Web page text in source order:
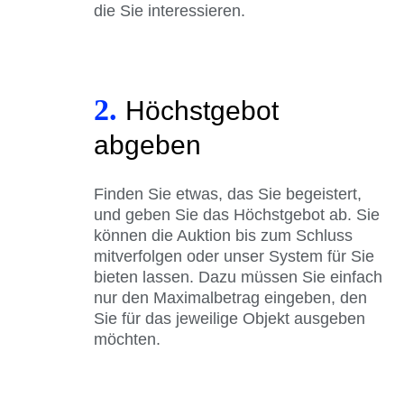
die Sie interessieren.
2. Höchstgebot
abgeben
Finden Sie etwas, das Sie begeistert,
und geben Sie das Höchstgebot ab. Sie
können die Auktion bis zum Schluss
mitverfolgen oder unser System für Sie
bieten lassen. Dazu müssen Sie einfach
nur den Maximalbetrag eingeben, den
Sie für das jeweilige Objekt ausgeben
möchten.